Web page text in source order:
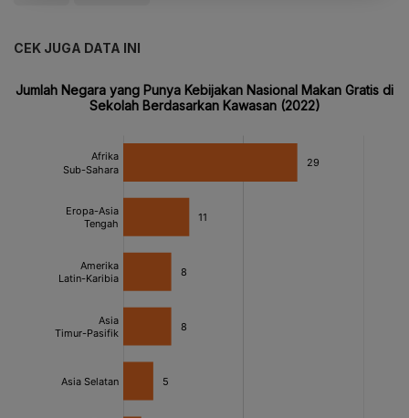
CEK JUGA DATA INI